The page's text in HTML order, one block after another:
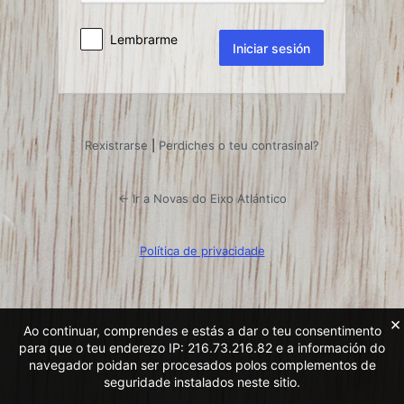
Lembrarme
Rexistrarse Perdiches o teu contrasinal?
← Ir a Novas do Eixo Atlántico
Política de privacidade
Ao continuar, comprendes e estás a dar o teu consentimento
para que o teu enderezo IP: 216.73.216.82 e a información do
navegador poidan ser procesados ​​polos complementos de
seguridade instalados neste sitio.
×